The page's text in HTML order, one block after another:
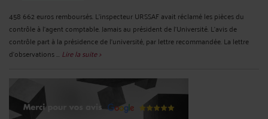
458 662 euros remboursés. L'inspecteur URSSAF avait réclamé les pièces du
contrôle à l'agent comptable. Jamais au président de l'Université. L'avis de
contrôle part à la présidence de l'université, par lettre recommandée. La lettre
d'observations ... Lire la suite >